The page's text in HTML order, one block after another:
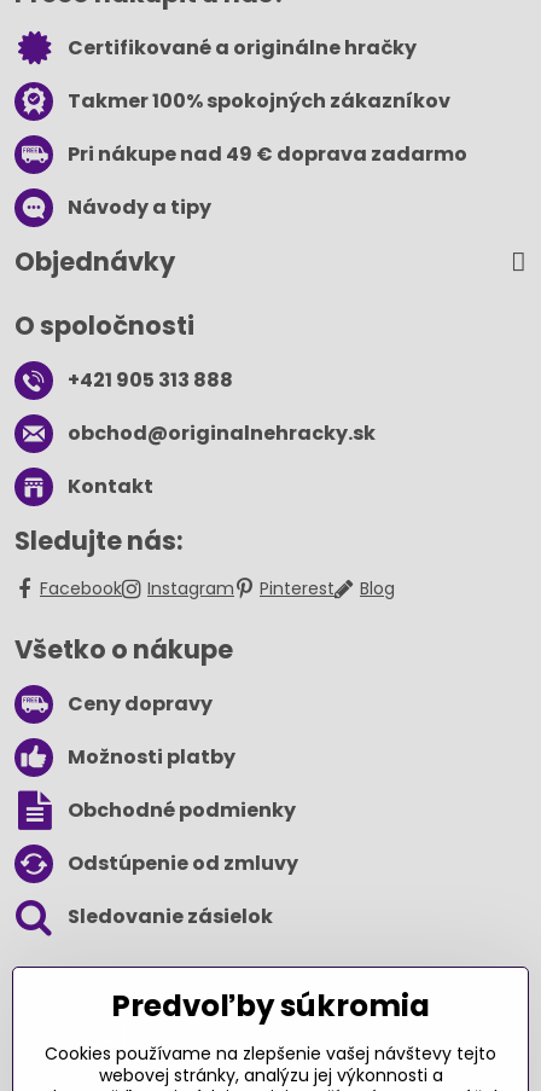
Certifikované a originálne hračky
Takmer 100% spokojných zákazníkov
Pri nákupe nad 49 € doprava zadarmo
Návody a tipy
Objednávky
O spoločnosti
+421 905 313 888
obchod​@originalnehracky​.sk
Kontakt
Sledujte nás:
Facebook Instagram Pinterest Blog
Všetko o nákupe
Ceny dopravy
Možnosti platby
Obchodné podmienky
Odstúpenie od zmluvy
Sledovanie zásielok
Predvoľby súkromia
Cookies používame na zlepšenie vašej návštevy tejto
webovej stránky, analýzu jej výkonnosti a